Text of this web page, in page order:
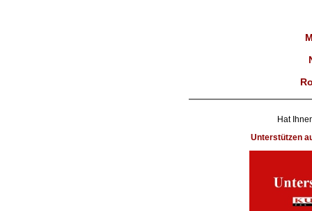
Hat
Unterstützen